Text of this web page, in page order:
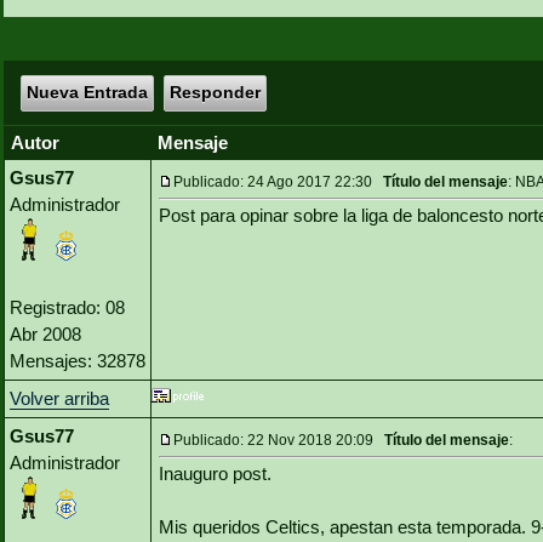
Nueva Entrada Responder
Autor
Mensaje
Gsus77
Administrador
Registrado: 08
Abr 2008
Mensajes: 32878
Publicado: 24 Ago 2017 22:30 Título del mensaje:
Post para opinar sobre la liga de baloncesto
Volver arriba
Gsus77
Administrador
Publicado: 22 Nov 2018 20:09 Título del mensaje:
Inauguro post.
Mis queridos Celtics, apestan esta temporada.